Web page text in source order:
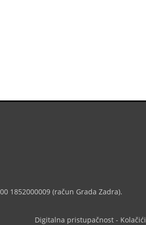
1852000009 (račun Grada Zadra).
Digitalna pristupačnost - Kolačići